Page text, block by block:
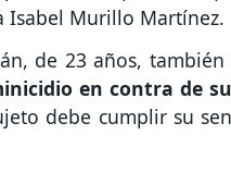
Isabel Murillo Martínez.
de 23 años,
en contra de
debe cumplir su